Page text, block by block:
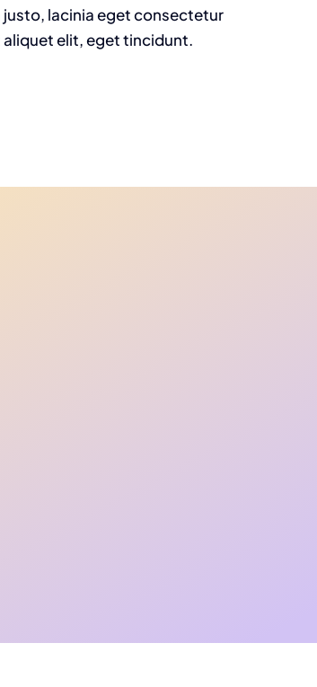
lacinia eget consectetur
aliquet elit, eget tincidunt.